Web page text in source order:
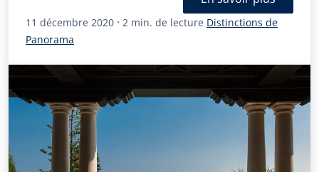
11 décembre 2020 · 2 min. de lecture Distinctions de
Panorama